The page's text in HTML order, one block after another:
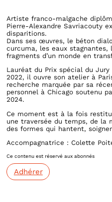
Artiste franco-malgache
Pierre-Alexandre Savriacouty
disparitions.
Dans ses œuvres, le béton
curcuma, les eaux
fragments d’un monde en
Lauréat du Prix spécial du
2022, il ouvre son atelier à
recherche marquée par sa
personnel à Chicago soutenu
2024.
Ce moment est à la fois
une traversée du temps, de la
des formes qui hantent,
Accompagnatrice : Colette
Ce contenu est réservé aux abonnés
Adhérer